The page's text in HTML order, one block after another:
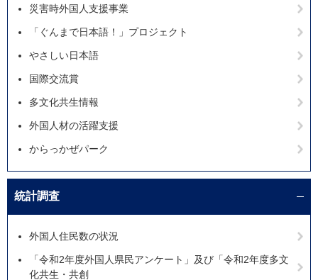
災害時外国人支援事業
「ぐんまで日本語！」プロジェクト
やさしい日本語
国際交流賞
多文化共生情報
外国人材の活躍支援
からっかぜパーク
統計調査
外国人住民数の状況
「令和2年度外国人県民アンケート」及び「令和2年度多文
化共生・共創